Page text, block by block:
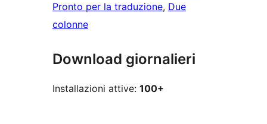
Pronto per la traduzione, Due
colonne
Download giornalieri
Installazioni attive: 100+